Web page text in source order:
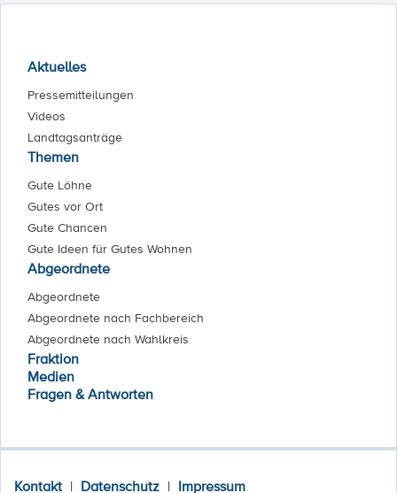
Aktuelles
Pressemitteilungen
Videos
Landtagsanträge
Themen
Gute Löhne
Gutes vor Ort
Gute Chancen
Gute Ideen für Gutes Wohnen
Abgeordnete
Abgeordnete
Abgeordnete nach Fachbereich
Abgeordnete nach Wahlkreis
Fraktion
Medien
Fragen & Antworten
Kontakt | Datenschutz | Impressum